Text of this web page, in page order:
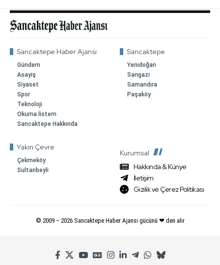
Sancaktepe Haber Ajansı
Gündem
Asayiş
Siyaset
Spor
Teknoloji
Okuma listem
Sancaktepe Hakkında
Sancaktepe
Yenidoğan
Sarıgazi
Samandıra
Paşaköy
Yakın Çevre
Çekmeköy
Sultanbeyli
Kurumsal
Hakkında & Künye
İletişim
Gizilik ve Çerez Politikası
© 2009 – 2026Sancaktepe Haber Ajansı gücünü ❤ den alır